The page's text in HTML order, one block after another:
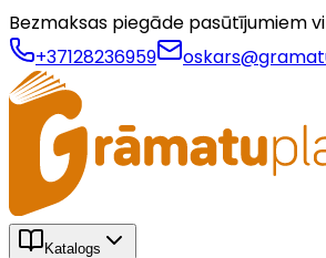
Bezmaksas piegāde pasūtījumiem
+37128236959
Katalogs